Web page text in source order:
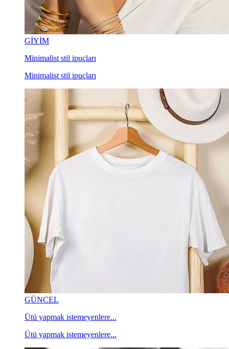
GİYİM
Minimalist stil ipuçları
Minimalist stil ipuçları
GÜNCEL
Ütü yapmak istemeyenlere...
Ütü yapmak istemeyenlere...